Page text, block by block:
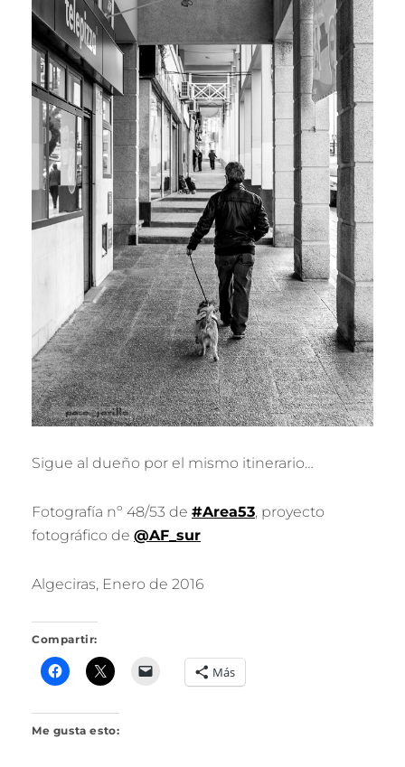
R
L
L
O
Sigue al dueño por el mismo itinerario…
Fotografía nº 48/53 de #Area53, proyecto
fotográfico de @AF_sur
Algeciras, Enero de 2016
Compartir:
Más
Me gusta esto: